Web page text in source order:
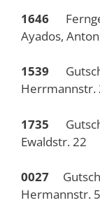
1646
Ayados,
1539
Herrmannstr.
1735
Ewaldstr. 22
0027
Hermannstr. 5